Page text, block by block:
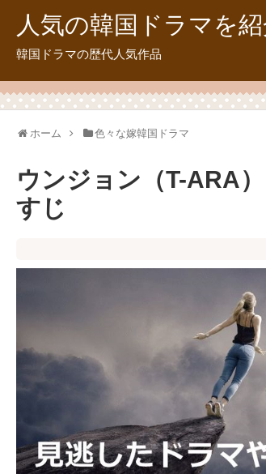
人気の韓国ドラマを
韓国ドラマの歴代人気作品
ホーム 色々な嫁韓国ドラマ
ウンジョン（T-ARA
すじ